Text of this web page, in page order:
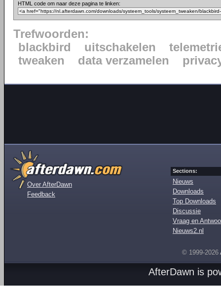
HTML code om naar deze pagina te linken:
Trefwoorden:
blackbird
uitschakelen
tweaken
data verzamelen
Over AfterDawn
Feedback
Sections:
Nieuws
Downloads
Top Downloads
Discussie
Vraag en
Nieuws2.nl
© 1999-2026
AfterDawn is